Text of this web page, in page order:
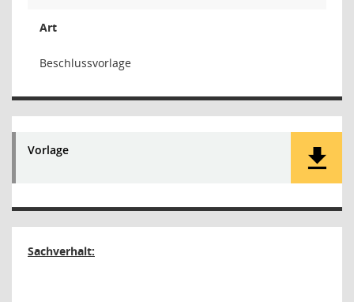
Art
Beschlussvorlage
Vorlage
Sachverhalt: